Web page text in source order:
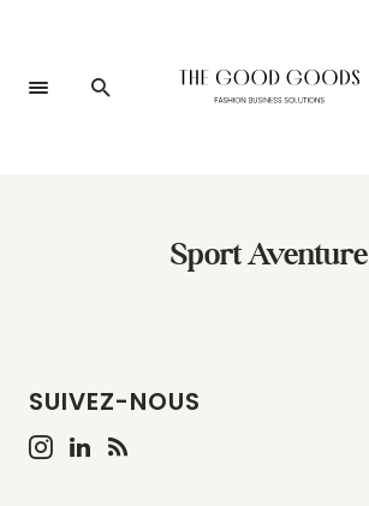
Sport Aventure
SUIVEZ-NOUS